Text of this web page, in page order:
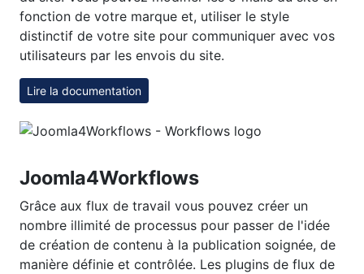
fonction de votre marque et, utiliser le style
distinctif de votre site pour communiquer avec vos
utilisateurs par les envois du site.
Lire la documentation
Joomla4Workflows
Grâce aux flux de travail vous pouvez créer un
nombre illimité de processus pour passer de l'idée
de création de contenu à la publication soignée, de
manière définie et contrôlée. Les plugins de flux de